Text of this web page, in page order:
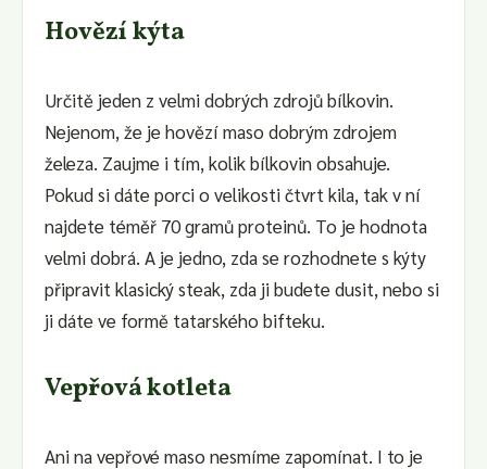
Hovězí kýta
Určitě jeden z velmi dobrých zdrojů bílkovin.
Nejenom, že je hovězí maso dobrým zdrojem
železa. Zaujme i tím, kolik bílkovin obsahuje.
Pokud si dáte porci o velikosti čtvrt kila, tak v ní
najdete téměř 70 gramů proteinů. To je hodnota
velmi dobrá. A je jedno, zda se rozhodnete s kýty
připravit klasický steak, zda ji budete dusit, nebo si
ji dáte ve formě tatarského bifteku.
Vepřová kotleta
Ani na vepřové maso nesmíme zapomínat. I to je